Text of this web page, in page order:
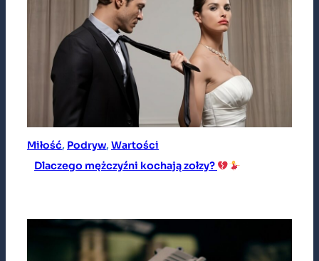
Miłość, Podryw, Wartości
Dlaczego mężczyźni kochają zołzy?